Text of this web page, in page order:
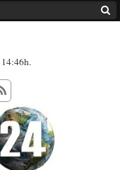
14:46h.